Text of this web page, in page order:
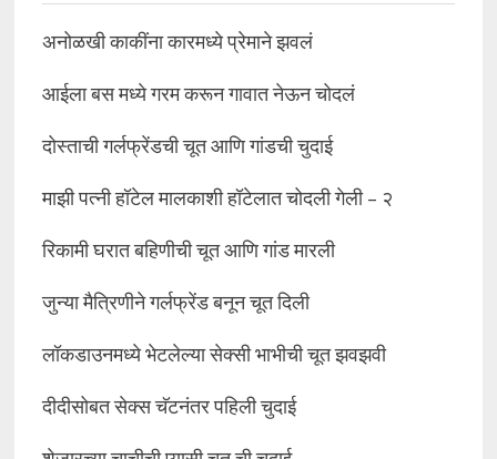
अनोळखी काकींना कारमध्ये प्रेमाने झवलं
आईला बस मध्ये गरम करून गावात नेऊन चोदलं
दोस्ताची गर्लफ्रेंडची चूत आणि गांडची चुदाई
माझी पत्नी हॉटेल मालकाशी हॉटेलात चोदली गेली – २
रिकामी घरात बहिणीची चूत आणि गांड मारली
जुन्या मैत्रिणीने गर्लफ्रेंड बनून चूत दिली
लॉकडाउनमध्ये भेटलेल्या सेक्सी भाभीची चूत झवझवी
दीदीसोबत सेक्स चॅटनंतर पहिली चुदाई